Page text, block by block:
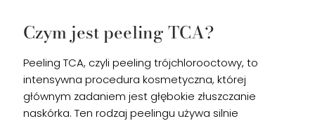
Czym jest peeling TCA?
Peeling TCA, czyli peeling trójchlorooctowy, to
intensywna procedura kosmetyczna, której
głównym zadaniem jest głębokie złuszczanie
naskórka. Ten rodzaj peelingu używa silnie